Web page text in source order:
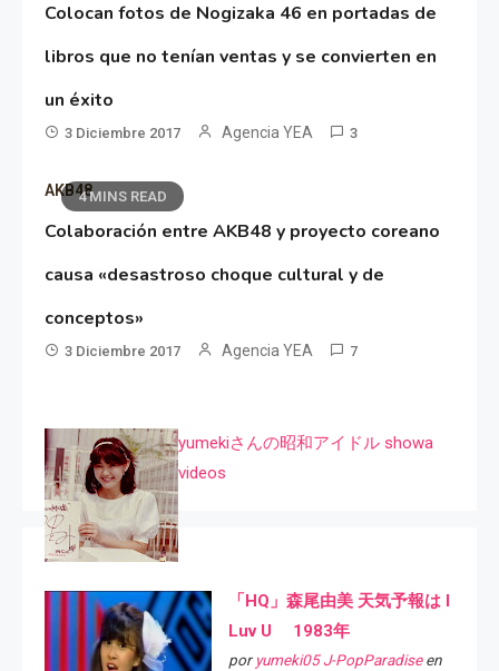
Colocan fotos de Nogizaka 46 en portadas de
libros que no tenían ventas y se convierten en
un éxito
3 Diciembre 2017 Agencia YEA 3
4 MINS READ
AKB48
Colaboración entre AKB48 y proyecto coreano
causa «desastroso choque cultural y de
conceptos»
3 Diciembre 2017 Agencia YEA 7
yumekiさんの昭和アイドル showa
videos
「HQ」森尾由美 天気予報は I
Luv U 1983年
por yumeki05 J-PopParadiseen